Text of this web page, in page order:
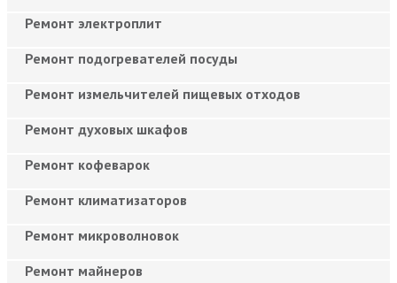
Ремонт электроплит
Ремонт подогревателей посуды
Ремонт измельчителей пищевых отходов
Ремонт духовых шкафов
Ремонт кофеварок
Ремонт климатизаторов
Ремонт микроволновок
Ремонт майнеров